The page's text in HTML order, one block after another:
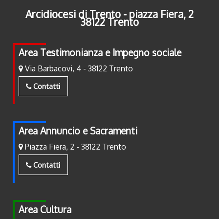
Arcidiocesi di Trento - piazza Fiera, 2
38122 Trento
Area Testimonianza e Impegno sociale
Via Barbacovi, 4 - 38122 Trento
Contatti
Area Annuncio e Sacramenti
Piazza Fiera, 2 - 38122 Trento
Contatti
Area Cultura